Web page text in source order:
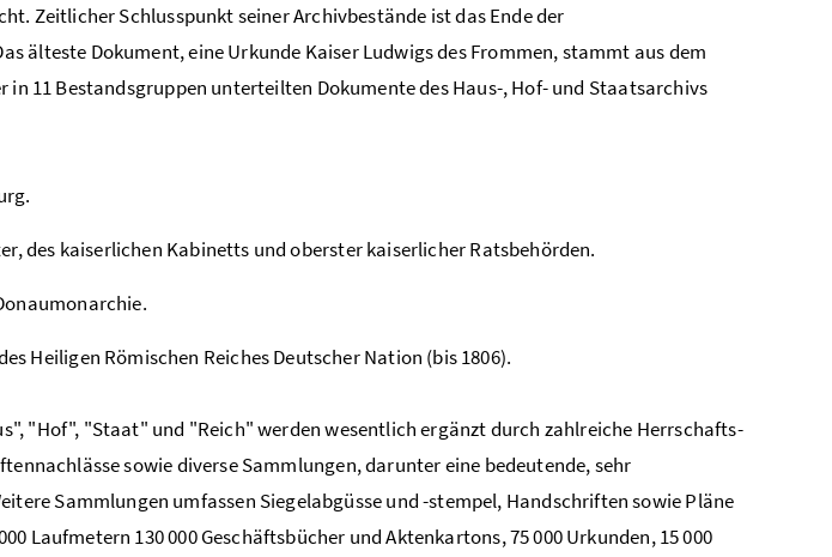
Zeitlicher Schlusspunkt seiner Archivbestände ist das Ende der
älteste Dokument, eine Urkunde Kaiser Ludwigs des Frommen, stammt aus dem
in 11 Bestandsgruppen unterteilten Dokumente des Haus-, Hof- und Staatsarchivs
des kaiserlichen Kabinetts und oberster kaiserlicher Ratsbehörden.
Heiligen Römischen Reiches Deutscher Nation (bis 1806).
"Hof", "Staat" und "Reich" werden wesentlich ergänzt durch zahlreiche Herrschafts-
sowie diverse Sammlungen, darunter eine bedeutende, sehr
Sammlungen umfassen Siegelabgüsse und -stempel, Handschriften sowie Pläne
Laufmetern 130 000 Geschäftsbücher und Aktenkartons, 75 000 Urkunden, 15 000